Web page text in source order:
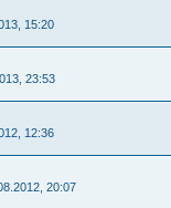
15:20
23:53
12:36
20:07